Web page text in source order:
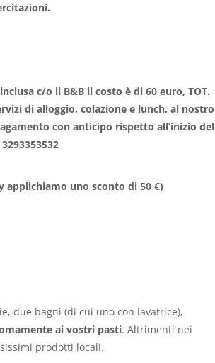
c/o il B&B il costo è di 60 euro, TOT.
di alloggio, colazione e lunch, al nostro
con anticipo rispetto all’inizio del
applichiamo uno sconto di 50 €)
due bagni (di cui uno con lavatrice),
ai vostri pasti. Altrimenti nei
prodotti locali.